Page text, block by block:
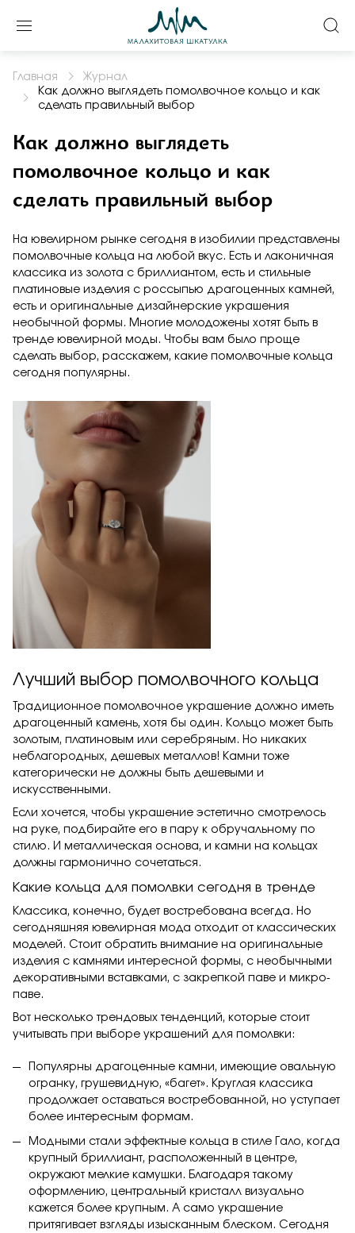
Главная
Журнал
Как должно выглядеть помолвочное кольцо и как
сделать правильный выбор
Как должно выглядеть
помолвочное кольцо и как
сделать правильный выбор
На ювелирном рынке сегодня в изобилии представлены
помолвочные кольца на любой вкус. Есть и лаконичная
классика из золота с бриллиантом, есть и стильные
платиновые изделия с россыпью драгоценных камней,
есть и оригинальные дизайнерские украшения
необычной формы. Многие молодожены хотят быть в
тренде ювелирной моды. Чтобы вам было проще
сделать выбор, расскажем, какие помолвочные кольца
сегодня популярны.
Лучший выбор помолвочного кольца
Традиционное помолвочное украшение должно иметь
драгоценный камень, хотя бы один. Кольцо может быть
золотым, платиновым или серебряным. Но никаких
неблагородных, дешевых металлов! Камни тоже
категорически не должны быть дешевыми и
искусственными.
Если хочется, чтобы украшение эстетично смотрелось
на руке, подбирайте его в пару к обручальному по
стилю. И металлическая основа, и камни на кольцах
должны гармонично сочетаться.
Какие кольца для помолвки сегодня в тренде
Классика, конечно, будет востребована всегда. Но
сегодняшняя ювелирная мода отходит от классических
моделей. Стоит обратить внимание на оригинальные
изделия с камнями интересной формы, с необычными
декоративными вставками, с закрепкой паве и микро-
паве.
Вот несколько трендовых тенденций, которые стоит
учитывать при выборе украшений для помолвки:
Популярны драгоценные камни, имеющие овальную
огранку, грушевидную, «багет». Круглая классика
продолжает оставаться востребованной, но уступает
более интересным формам.
Модными стали эффектные кольца в стиле Гало, когда
крупный бриллиант, расположенный в центре,
окружают мелкие камушки. Благодаря такому
оформлению, центральный кристалл визуально
кажется более крупным. А само украшение
притягивает взгляды изысканным блеском. Сегодня
Войти или создать профиль
Подтверждаю, что я ознакомлен и согласен с условиями
политики конфиденциальности
Оформить заказ на
продукцию
Контактные данные
Подтверждаю, что я ознакомлен и согласен с условиями
политики конфиденциальности
Заказать
Задать вопрос
Подтверждаю, что я ознакомлен и согласен с условиями
политики конфиденциальности
Отправить